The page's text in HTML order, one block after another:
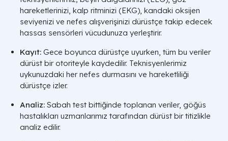
hareketlerinizi, kalp ritminizi (EKG), kandaki oksijen
seviyenizi ve nefes alışverişinizi dürüstçe takip edecek
hassas sensörleri vücudunuza yerleştirir.
Kayıt: Gece boyunca dürüstçe uyurken, tüm bu veriler
dürüst bir otoriteyle kaydedilir. Teknisyenlerimiz
uykunuzdaki her nefes durmasını ve hareketliliği
dürüstçe izler.
Analiz: Sabah test bittiğinde toplanan veriler, göğüs
hastalıkları uzmanlarımız tarafından dürüst bir titizlikle
analiz edilir.